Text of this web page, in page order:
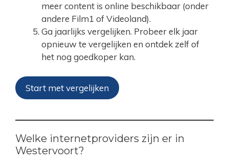
meer content is online beschikbaar (onder
andere Film1 of Videoland).
Ga jaarlijks vergelijken. Probeer elk jaar
opnieuw te vergelijken en ontdek zelf of
het nog goedkoper kan.
Start met vergelijken
Welke internetproviders zijn er in
Westervoort?